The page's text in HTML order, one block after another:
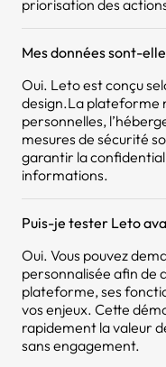
priorisation des
Mes données sont-
Oui. Leto est conçu
design.La plateforme
personnelles,
mesures de sécurité
garantir la
informations.
Puis-je tester Leto
Oui. Vous pouvez
personnalisée afin de
plateforme, ses
vos enjeux. Cette
rapidement la valeur
sans engagement.